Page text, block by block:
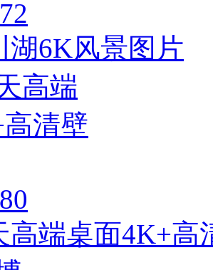
湖6K风景图片
高端桌面4K+高